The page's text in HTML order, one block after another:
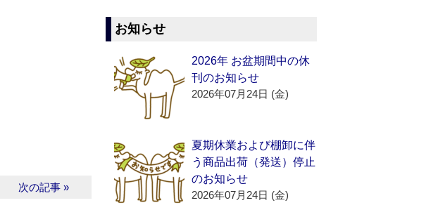
次の記事 »
お知らせ
2026年 お盆期間中の休
刊のお知らせ
2026年07月24日 (金)
夏期休業および棚卸に伴
う商品出荷（発送）停止
のお知らせ
2026年07月24日 (金)